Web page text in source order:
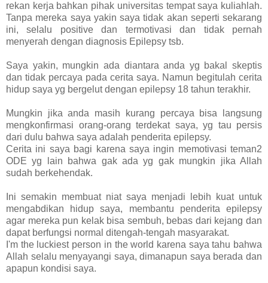
rekan kerja bahkan pihak universitas tempat saya kuliahlah.
Tanpa mereka saya yakin saya tidak akan seperti sekarang
ini, selalu positive dan termotivasi dan tidak pernah
menyerah dengan diagnosis Epilepsy tsb.
Saya yakin, mungkin ada diantara anda yg bakal skeptis
dan tidak percaya pada cerita saya. Namun begitulah cerita
hidup saya yg bergelut dengan epilepsy 18 tahun terakhir.
Mungkin jika anda masih kurang percaya bisa langsung
mengkonfirmasi orang-orang terdekat saya, yg tau persis
dari dulu bahwa saya adalah penderita epilepsy.
Cerita ini saya bagi karena saya ingin memotivasi teman2
ODE yg lain bahwa gak ada yg gak mungkin jika Allah
sudah berkehendak.
Ini semakin membuat niat saya menjadi lebih kuat untuk
mengabdikan hidup saya, membantu penderita epilepsy
agar mereka pun kelak bisa sembuh, bebas dari kejang dan
dapat berfungsi normal ditengah-tengah masyarakat.
I'm the luckiest person in the world karena saya tahu bahwa
Allah selalu menyayangi saya, dimanapun saya berada dan
apapun kondisi saya.